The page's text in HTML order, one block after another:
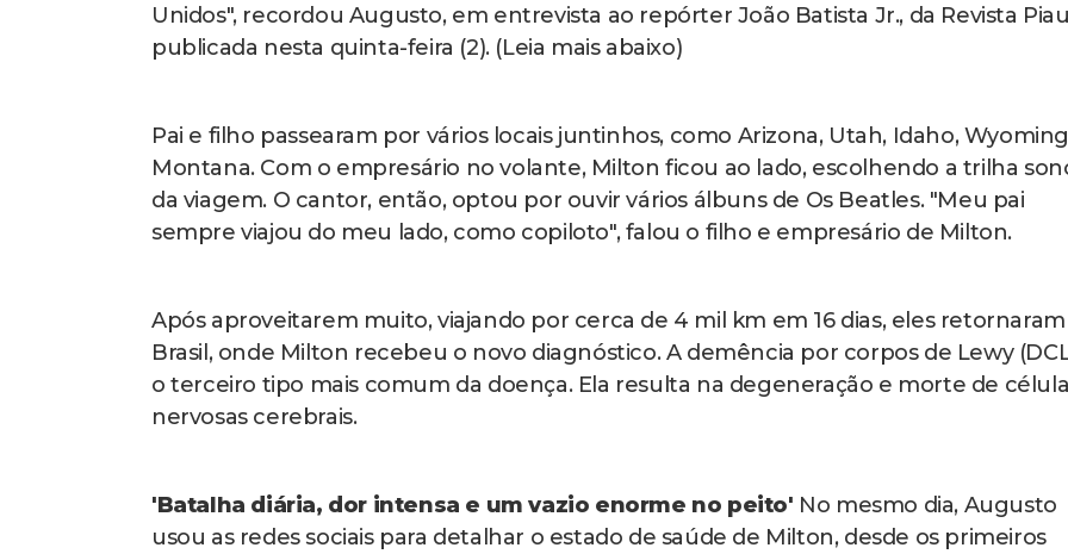
Unidos", recordou Augusto, em entrevista ao repórter João Batista Jr., da Revista
publicada nesta quinta-feira (2). (Leia mais abaixo)
Pai e filho passearam por vários locais juntinhos, como Arizona, Utah, Idaho,
Montana. Com o empresário no volante, Milton ficou ao lado, escolhendo a trilha
da viagem. O cantor, então, optou por ouvir vários álbuns de Os Beatles. "Meu pai
sempre viajou do meu lado, como copiloto", falou o filho e empresário de Milton.
Após aproveitarem muito, viajando por cerca de 4 mil km em 16 dias, eles
Brasil, onde Milton recebeu o novo diagnóstico. A demência por corpos de Lewy
o terceiro tipo mais comum da doença. Ela resulta na degeneração e morte de
nervosas cerebrais.
'Batalha diária, dor intensa e um vazio enorme no peito' No mesmo dia, Augusto
usou as redes sociais para detalhar o estado de saúde de Milton, desde os primeiros